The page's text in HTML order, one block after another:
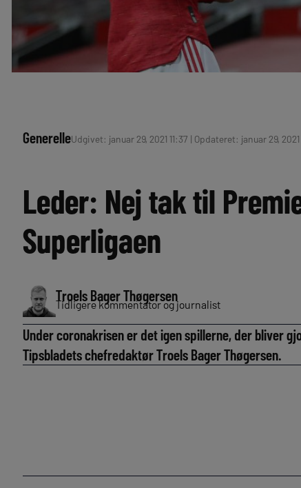
GenerelleUdgivet: januar 29, 2021 11:37 | Opdateret: januar 29, 2021
Leder: Nej tak til
Superligaen
Troels Bager Thøgersen
Tidligere kommentator og journalist
Under coronakrisen er det igen spillerne, der bliver
Tipsbladets chefredaktør Troels Bager Thøgersen.